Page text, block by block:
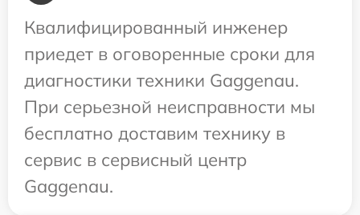
Квалифицированный инженер
приедет в оговоренные сроки для
диагностики техники Gaggenau.
При серьезной неисправности мы
бесплатно доставим технику в
сервис в сервисный центр
Gaggenau.